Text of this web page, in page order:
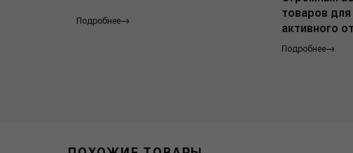
Подробнее
товаров
активного
Подробнее